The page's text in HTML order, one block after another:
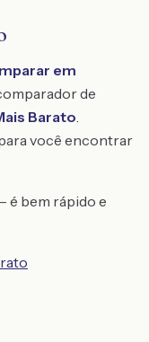
em
de
Barato.
você encontrar
é bem rápido e